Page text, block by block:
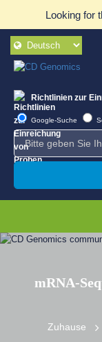
Looking for
Richtlinien zur
Google-Suche
mRNA-
Zuhause